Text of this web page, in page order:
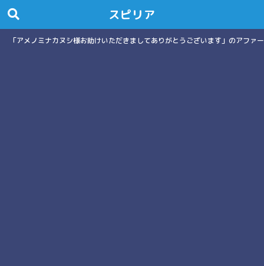
スピリア
「アメノミナカヌシ様お助けいただきましてありがとうございます」のアフ